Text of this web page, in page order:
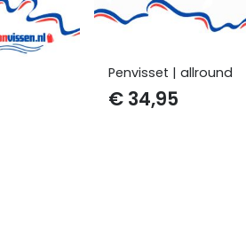
Penvisset | allround
€ 34,95